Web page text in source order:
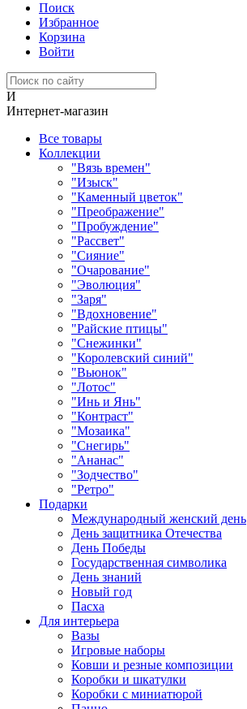
Поиск
Избранное
Корзина
Войти
И
Интернет-магазин
Все товары
Коллекции
"Вязь времен"
"Изыск"
"Каменный цветок"
"Преображение"
"Пробуждение"
"Рассвет"
"Сияние"
"Очарование"
"Эволюция"
"Заря"
"Вдохновение"
"Райские птицы"
"Снежинки"
"Королевский синий"
"Вьюнок"
"Лотос"
"Инь и Янь"
"Контраст"
"Мозаика"
"Снегирь"
"Ананас"
"Зодчество"
"Ретро"
Подарки
Международный женский день
День защитника Отечества
День Победы
Государственная символика
День знаний
Новый год
Пасха
Для интерьера
Вазы
Игровые наборы
Ковши и резные композиции
Коробки и шкатулки
Коробки с миниатюрой